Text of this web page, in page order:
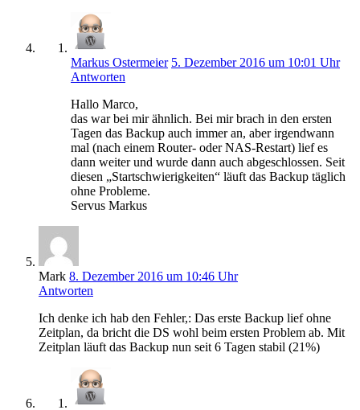
Markus Ostermeier 5. Dezember 2016 um 10:01 Uhr
Antworten
Hallo Marco,
das war bei mir ähnlich. Bei mir brach in den ersten
Tagen das Backup auch immer an, aber irgendwann
mal (nach einem Router- oder NAS-Restart) lief es
dann weiter und wurde dann auch abgeschlossen. Seit
diesen „Startschwierigkeiten“ läuft das Backup täglich
ohne Probleme.
Servus Markus
Mark 8. Dezember 2016 um 10:46 Uhr
Antworten
Ich denke ich hab den Fehler,: Das erste Backup lief ohne
Zeitplan, da bricht die DS wohl beim ersten Problem ab. Mit
Zeitplan läuft das Backup nun seit 6 Tagen stabil (21%)